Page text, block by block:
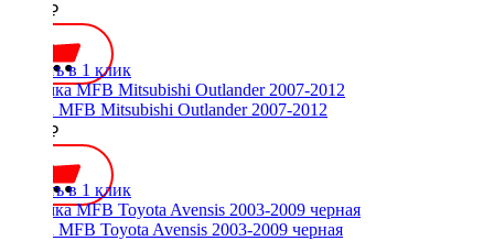
1500 ₽
Купить в 1 клик
Рамка MFB Mitsubishi Outlander 2007-2012
2000 ₽
Купить в 1 клик
Рамка MFB Toyota Avensis 2003-2009 черная